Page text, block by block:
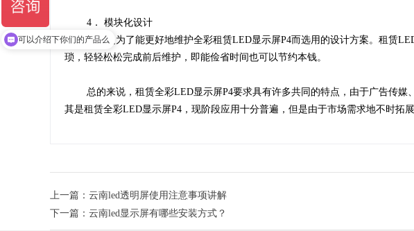
4． 模块化设计
这都是为了能更好地维护全彩租赁LED显示屏P4而选用的设计方案。租赁
琐，轻轻松松完成前后维护，即能俭省时间也可以节约本钱。
总的来说，租赁全彩LED显示屏P4要求具有许多共同的特点，由于广告传媒
其是租赁全彩LED显示屏P4，现阶段应用十分普遍，但是由于市场需求地不时拓
上一篇： 云南led透明屏使用注意事项讲解
下一篇： 云南led显示屏有哪些安装方式？
可以介绍下你们的产品么